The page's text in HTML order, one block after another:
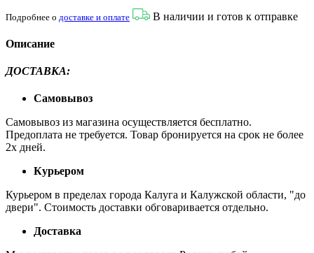
Подробнее о доставке и оплате В наличии и готов к отправке
Описание
ДОСТАВКА:
Самовывоз
Самовывоз из магазина осуществляется бесплатно.
Предоплата не требуется. Товар бронируется на срок не более
2х дней.
Курьером
Курьером в пределах города Калуга и Калужской области, "до
двери". Стоимость доставки обговаривается отдельно.
Доставка